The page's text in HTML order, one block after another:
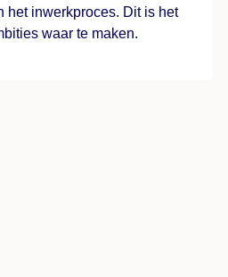
het inwerkproces. Dit is het
waar te maken.